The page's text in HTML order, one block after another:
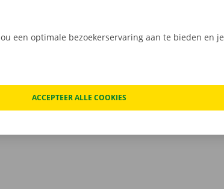
Europa indien je huurwagen een technische
een optimale bezoekerservaring aan te bieden en je
ACCEPTEER ALLE COOKIES